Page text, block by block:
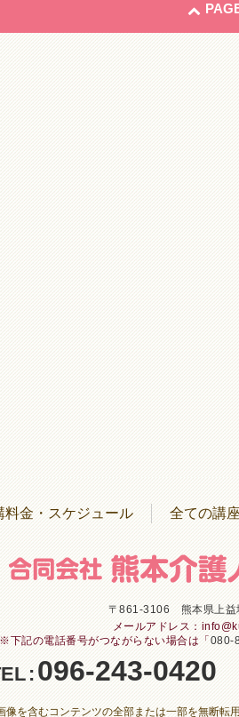
料金・スケジュール 全ての講
〒861-3106熊本県上
メールアドレス：
※下記の電話番号がつながらない場合は「080-
: 096-243-0420
を含むコンテンツの全部または一部を無断転